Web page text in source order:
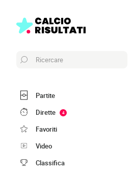
Ricercare
Partite
Dirette
4
Favoriti
Video
Classifica